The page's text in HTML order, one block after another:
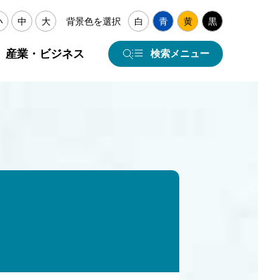
中 大 背景色を選択 白 青 黄 黒
産業・ビジネス 検索メニュー